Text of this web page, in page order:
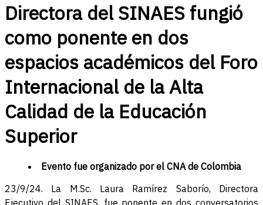
Directora del SINAES fungió
como ponente en dos
espacios académicos del Foro
Internacional de la Alta
Calidad de la Educación
Superior
Evento fue organizado por el CNA de Colombia
23/9/24. La M.Sc. Laura Ramírez Saborío, Directora